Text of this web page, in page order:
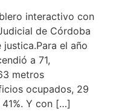
interactivo con
de Córdoba
el año
a 71,
metros
ocupados, 29
Y con […]